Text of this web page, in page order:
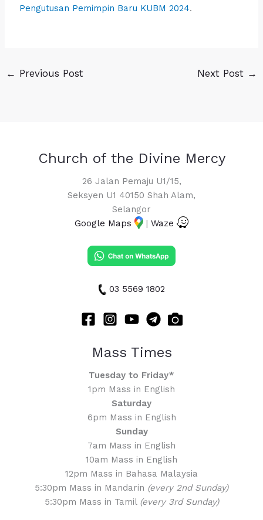
Pengutusan Pemimpin Baru KUBM 2024.
← Previous Post Next Post →
Church of the Divine Mercy
26 Jalan Pemaju U1/15,
Seksyen U1 40150 Shah Alam,
Selangor
Google Maps
| Waze
03 5569 1802
Mass Times
Tuesday to Friday*
1pm Mass in English
Saturday
6pm Mass in English
Sunday
7am Mass in English
10am Mass in English
12pm Mass in Bahasa Malaysia
5:30pm Mass in Mandarin (every 2nd Sunday)
5:30pm Mass in Tamil (every 3rd Sunday)